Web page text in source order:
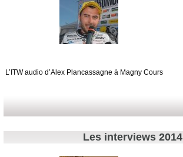
L’ITW audio d’Alex Plancassagne à Magny Cours
Les interviews 2014